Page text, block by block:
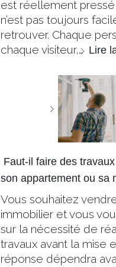
est réellement pressé
n’est pas toujours
retrouver. Chaque
chaque visiteur,… Lire
Faut-il faire des
son appartement ou sa
Vous souhaitez
immobilier et vous
sur la nécessité de
travaux avant la mise
réponse dépendra